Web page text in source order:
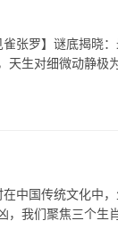
张罗】谜底揭晓
天生对细微动静极
中国传统文化中，
，我们聚焦三个生